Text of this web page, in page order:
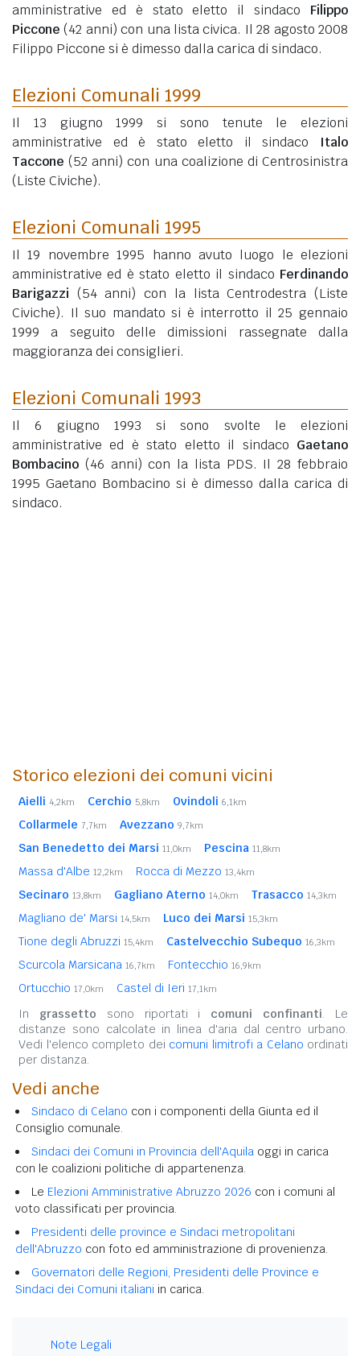
amministrative ed è stato eletto il sindaco Filippo
Piccone (42 anni) con una lista civica. Il 28 agosto 2008
Filippo Piccone si è dimesso dalla carica di sindaco.
Elezioni Comunali 1999
Il 13 giugno 1999 si sono tenute le elezioni
amministrative ed è stato eletto il sindaco Italo
Taccone (52 anni) con una coalizione di Centrosinistra
(Liste Civiche).
Elezioni Comunali 1995
Il 19 novembre 1995 hanno avuto luogo le elezioni
amministrative ed è stato eletto il sindaco Ferdinando
Barigazzi (54 anni) con la lista Centrodestra (Liste
Civiche). Il suo mandato si è interrotto il 25 gennaio
1999 a seguito delle dimissioni rassegnate dalla
maggioranza dei consiglieri.
Elezioni Comunali 1993
Il 6 giugno 1993 si sono svolte le elezioni
amministrative ed è stato eletto il sindaco Gaetano
Bombacino (46 anni) con la lista PDS. Il 28 febbraio
1995 Gaetano Bombacino si è dimesso dalla carica di
sindaco.
Storico elezioni dei comuni vicini
Aielli 4,2km Cerchio 5,8km Ovindoli 6,1km
Collarmele 7,7km Avezzano 9,7km
San Benedetto dei Marsi 11,0km Pescina 11,8km
Massa d'Albe 12,2km Rocca di Mezzo 13,4km
Secinaro 13,8km Gagliano Aterno 14,0km Trasacco 14,3km
Magliano de' Marsi 14,5km Luco dei Marsi 15,3km
Tione degli Abruzzi 15,4km Castelvecchio Subequo 16,3km
Scurcola Marsicana 16,7km Fontecchio 16,9km
Ortucchio 17,0km Castel di Ieri 17,1km
In grassetto sono riportati i comuni confinanti. Le
distanze sono calcolate in linea d'aria dal centro urbano.
Vedi l'elenco completo dei comuni limitrofi a Celano ordinati
per distanza.
Vedi anche
Sindaco di Celano con i componenti della Giunta ed il
Consiglio comunale.
Sindaci dei Comuni in Provincia dell'Aquila oggi in carica
con le coalizioni politiche di appartenenza.
Le Elezioni Amministrative Abruzzo 2026 con i comuni al
voto classificati per provincia.
Presidenti delle province e Sindaci metropolitani
dell'Abruzzo con foto ed amministrazione di provenienza.
Governatori delle Regioni, Presidenti delle Province e
Sindaci dei Comuni italiani in carica.
Note Legali